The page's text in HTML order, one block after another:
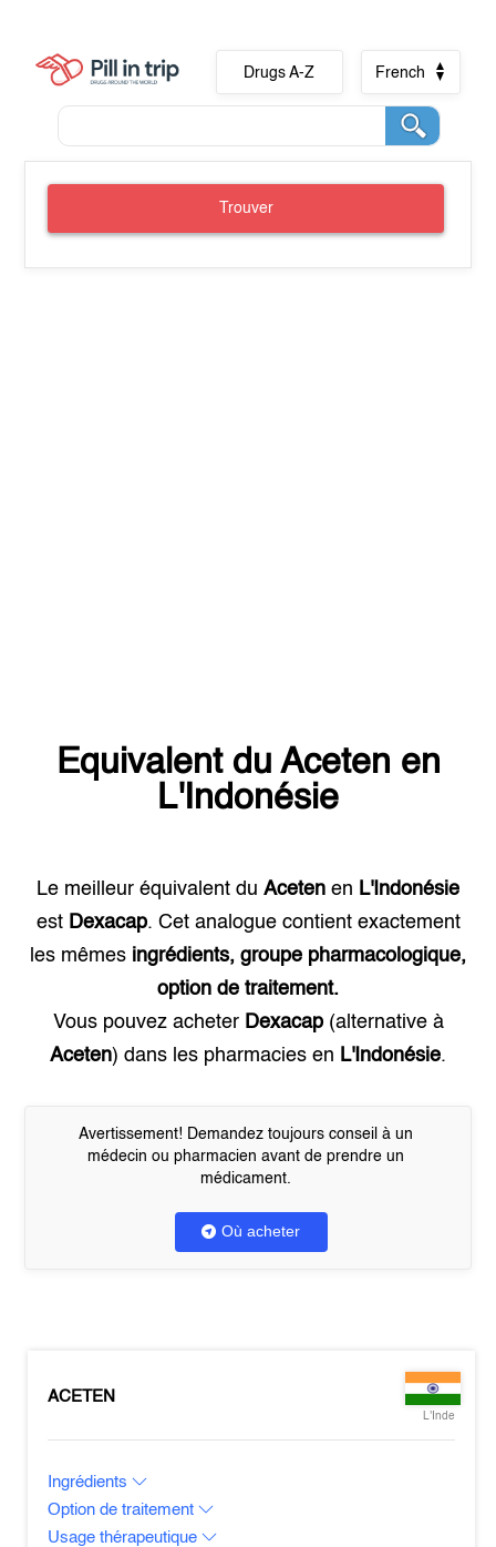
Drugs A-Z French
Trouver
Equivalent du Aceten en
L'Indonésie
Le meilleur équivalent du Aceten en L'Indonésie
est Dexacap. Cet analogue contient exactement
les mêmes ingrédients, groupe pharmacologique,
option de traitement.
Vous pouvez acheter Dexacap(alternative à
Aceten) dans les pharmacies en L'Indonésie.
Avertissement! Demandez toujours conseil à un
médecin ou pharmacien avant de prendre un
médicament.
Où acheter
ACETEN
L'Inde
Ingrédients
Option de traitement
Usage thérapeutique